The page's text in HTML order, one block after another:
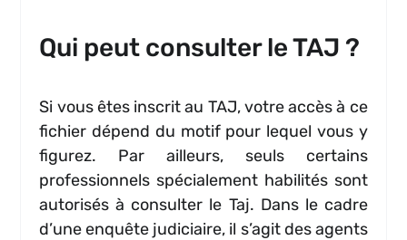
Qui peut consulter le TAJ ?
Si vous êtes inscrit au TAJ, votre accès à ce
fichier dépend du motif pour lequel vous y
figurez. Par ailleurs, seuls certains
professionnels spécialement habilités sont
autorisés à consulter le Taj. Dans le cadre
d’une enquête judiciaire, il s’agit des agents